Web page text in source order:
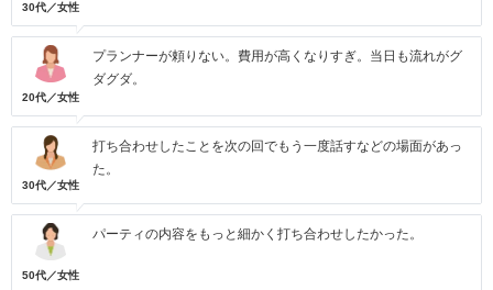
30代／女性
20代／女性
プランナーが頼りない。費用が高くなりすぎ。当日も流れがグ
ダグダ。
30代／女性
打ち合わせしたことを次の回でもう一度話すなどの場面があっ
た。
50代／女性
パーティの内容をもっと細かく打ち合わせしたかった。